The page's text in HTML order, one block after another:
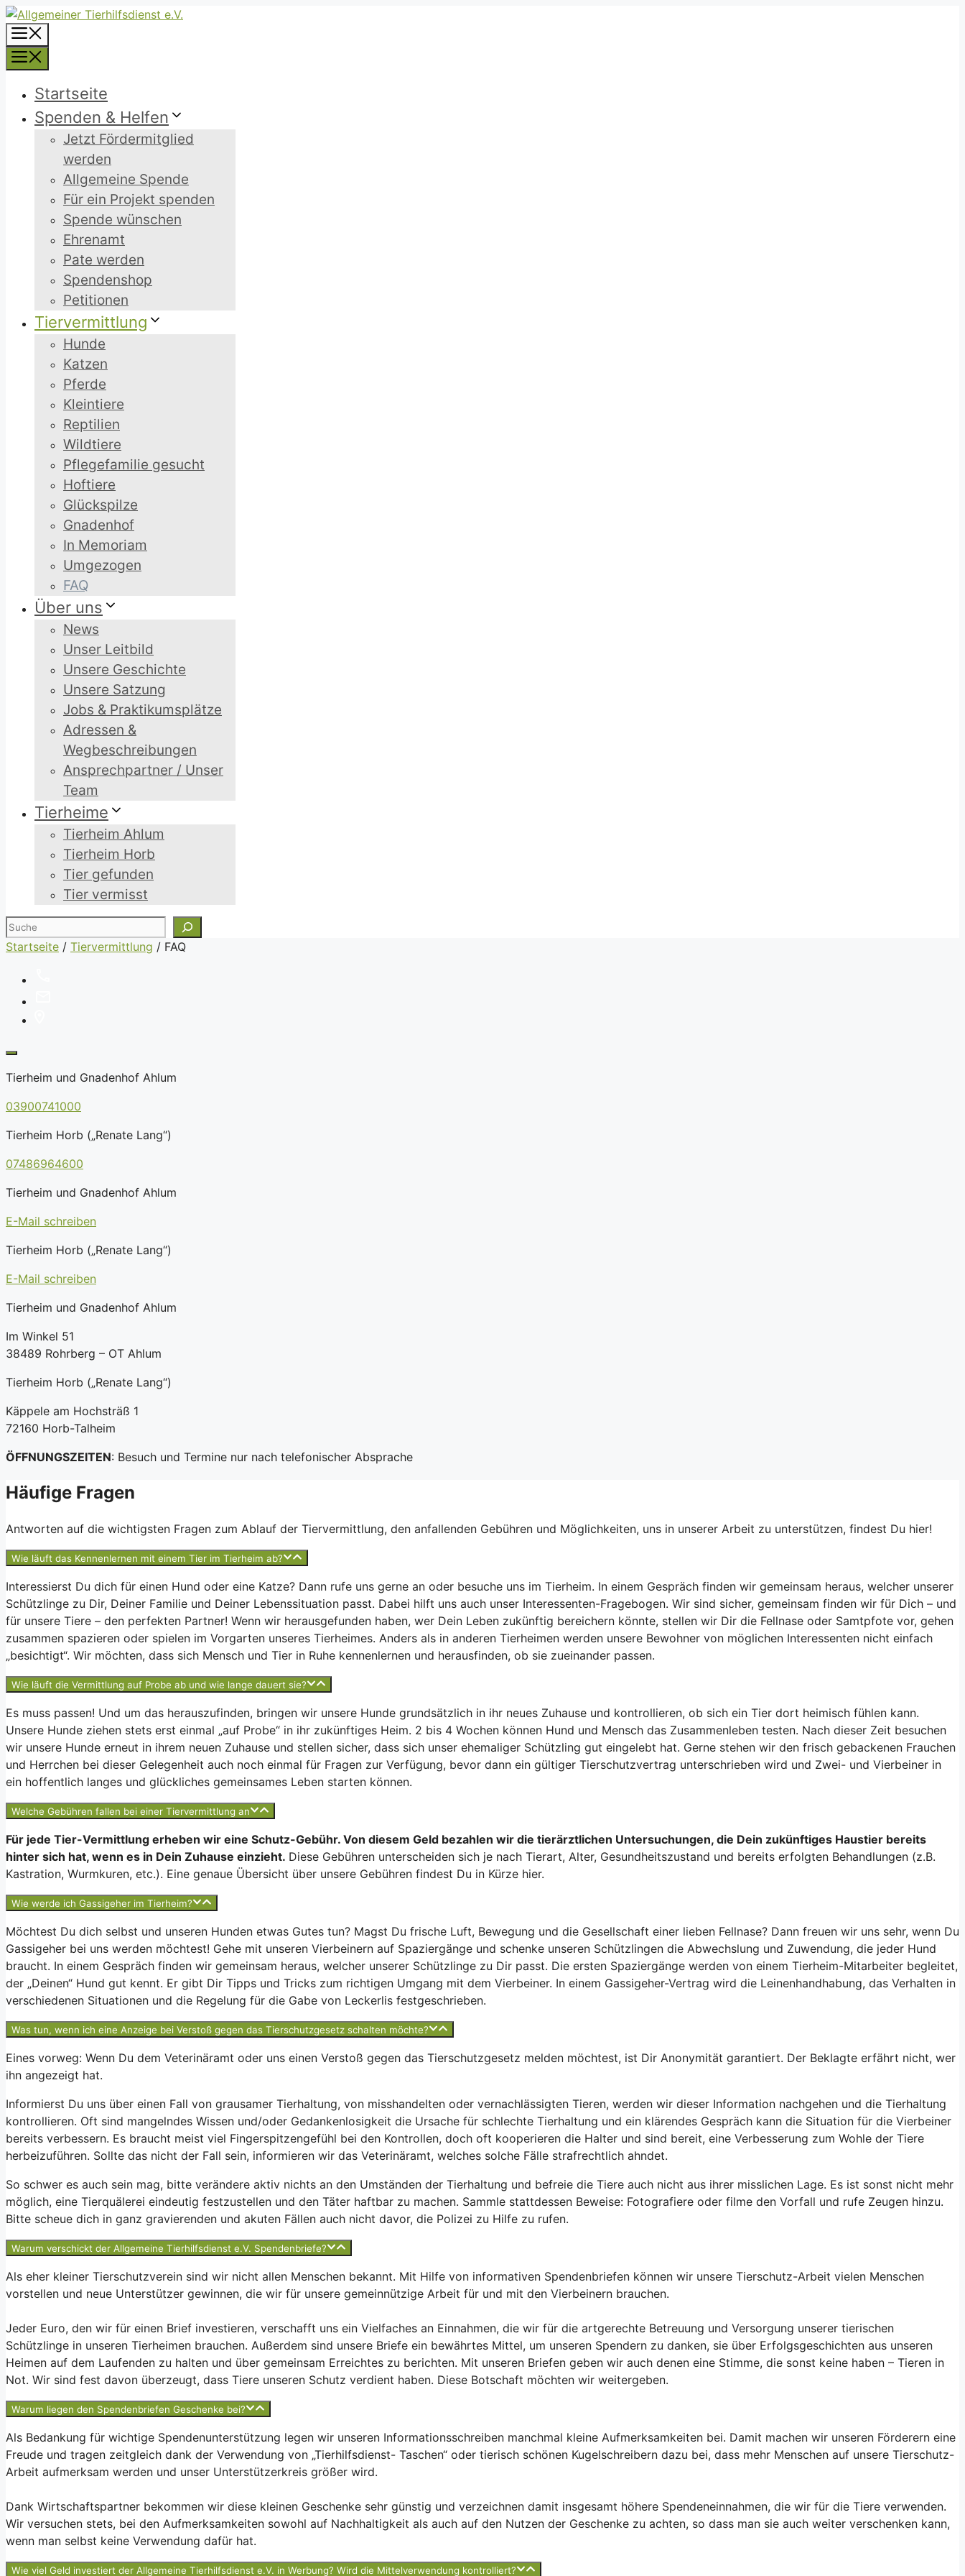
Zum
Inhalt
springen
Startseite
Spenden & Helfen
Jetzt Fördermitglied
werden
Allgemeine Spende
Für ein Projekt spenden
Spende wünschen
Ehrenamt
Pate werden
Spendenshop
Petitionen
Tiervermittlung
Hunde
Katzen
Pferde
Kleintiere
Reptilien
Wildtiere
Pflegefamilie gesucht
Hoftiere
Glückspilze
Gnadenhof
In Memoriam
Umgezogen
FAQ
Über uns
News
Unser Leitbild
Unsere Geschichte
Unsere Satzung
Jobs & Praktikumsplätze
Adressen &
Wegbeschreibungen
Ansprechpartner / Unser
Team
Tierheime
Tierheim Ahlum
Tierheim Horb
Tier gefunden
Tier vermisst
Suchen
Startseite / Tiervermittlung / FAQ
Tierheim und Gnadenhof Ahlum
03900741000
Tierheim Horb („Renate Lang“)
07486964600
Tierheim und Gnadenhof Ahlum
E-Mail schreiben
Tierheim Horb („Renate Lang“)
E-Mail schreiben
Tierheim und Gnadenhof Ahlum
Im Winkel 51
38489 Rohrberg – OT Ahlum
Tierheim Horb („Renate Lang“)
Käppele am Hochsträß 1
72160 Horb-Talheim
ÖFFNUNGSZEITEN: Besuch und Termine nur nach telefonischer Absprache
Häufige Fragen
Antworten auf die wichtigsten Fragen zum Ablauf der Tiervermittlung, den anfallenden Gebühren und Möglichkeiten, uns in unserer Arbeit zu unterstützen, findest Du hier!
Wie läuft das Kennenlernen mit einem Tier im Tierheim ab?
Interessierst Du dich für einen Hund oder eine Katze? Dann rufe uns gerne an oder besuche uns im Tierheim. In einem Gespräch finden wir gemeinsam heraus, welcher unserer
Schützlinge zu Dir, Deiner Familie und Deiner Lebenssituation passt. Dabei hilft uns auch unser Interessenten-Fragebogen. Wir sind sicher, gemeinsam finden wir für Dich – und
für unsere Tiere – den perfekten Partner! Wenn wir herausgefunden haben, wer Dein Leben zukünftig bereichern könnte, stellen wir Dir die Fellnase oder Samtpfote vor, gehen
zusammen spazieren oder spielen im Vorgarten unseres Tierheimes. Anders als in anderen Tierheimen werden unsere Bewohner von möglichen Interessenten nicht einfach
„besichtigt“. Wir möchten, dass sich Mensch und Tier in Ruhe kennenlernen und herausfinden, ob sie zueinander passen.
Wie läuft die Vermittlung auf Probe ab und wie lange dauert sie?
Es muss passen! Und um das herauszufinden, bringen wir unsere Hunde grundsätzlich in ihr neues Zuhause und kontrollieren, ob sich ein Tier dort heimisch fühlen kann.
Unsere Hunde ziehen stets erst einmal „auf Probe“ in ihr zukünftiges Heim. 2 bis 4 Wochen können Hund und Mensch das Zusammenleben testen. Nach dieser Zeit besuchen
wir unsere Hunde erneut in ihrem neuen Zuhause und stellen sicher, dass sich unser ehemaliger Schützling gut eingelebt hat. Gerne stehen wir den frisch gebackenen Frauchen
und Herrchen bei dieser Gelegenheit auch noch einmal für Fragen zur Verfügung, bevor dann ein gültiger Tierschutzvertrag unterschrieben wird und Zwei- und Vierbeiner in
ein hoffentlich langes und glückliches gemeinsames Leben starten können.
Welche Gebühren fallen bei einer Tiervermittlung an
Für jede Tier-Vermittlung erheben wir eine Schutz-Gebühr. Von diesem Geld bezahlen wir die tierärztlichen Untersuchungen, die Dein zukünftiges Haustier bereits
hinter sich hat, wenn es in Dein Zuhause einzieht. Diese Gebühren unterscheiden sich je nach Tierart, Alter, Gesundheitszustand und bereits erfolgten Behandlungen (z.B.
Kastration, Wurmkuren, etc.). Eine genaue Übersicht über unsere Gebühren findest Du in Kürze hier.
Wie werde ich Gassigeher im Tierheim?
Möchtest Du dich selbst und unseren Hunden etwas Gutes tun? Magst Du frische Luft, Bewegung und die Gesellschaft einer lieben Fellnase? Dann freuen wir uns sehr, wenn Du
Gassigeher bei uns werden möchtest! Gehe mit unseren Vierbeinern auf Spaziergänge und schenke unseren Schützlingen die Abwechslung und Zuwendung, die jeder Hund
braucht. In einem Gespräch finden wir gemeinsam heraus, welcher unserer Schützlinge zu Dir passt. Die ersten Spaziergänge werden von einem Tierheim-Mitarbeiter begleitet,
der „Deinen“ Hund gut kennt. Er gibt Dir Tipps und Tricks zum richtigen Umgang mit dem Vierbeiner. In einem Gassigeher-Vertrag wird die Leinenhandhabung, das Verhalten in
verschiedenen Situationen und die Regelung für die Gabe von Leckerlis festgeschrieben.
Was tun, wenn ich eine Anzeige bei Verstoß gegen das Tierschutzgesetz schalten möchte?
Eines vorweg: Wenn Du dem Veterinäramt oder uns einen Verstoß gegen das Tierschutzgesetz melden möchtest, ist Dir Anonymität garantiert. Der Beklagte erfährt nicht, wer
ihn angezeigt hat.
Informierst Du uns über einen Fall von grausamer Tierhaltung, von misshandelten oder vernachlässigten Tieren, werden wir dieser Information nachgehen und die Tierhaltung
kontrollieren. Oft sind mangelndes Wissen und/oder Gedankenlosigkeit die Ursache für schlechte Tierhaltung und ein klärendes Gespräch kann die Situation für die Vierbeiner
bereits verbessern. Es braucht meist viel Fingerspitzengefühl bei den Kontrollen, doch oft kooperieren die Halter und sind bereit, eine Verbesserung zum Wohle der Tiere
herbeizuführen. Sollte das nicht der Fall sein, informieren wir das Veterinäramt, welches solche Fälle strafrechtlich ahndet.
So schwer es auch sein mag, bitte verändere aktiv nichts an den Umständen der Tierhaltung und befreie die Tiere auch nicht aus ihrer misslichen Lage. Es ist sonst nicht mehr
möglich, eine Tierquälerei eindeutig festzustellen und den Täter haftbar zu machen. Sammle stattdessen Beweise: Fotografiere oder filme den Vorfall und rufe Zeugen hinzu.
Bitte scheue dich in ganz gravierenden und akuten Fällen auch nicht davor, die Polizei zu Hilfe zu rufen.
Warum verschickt der Allgemeine Tierhilfsdienst e.V. Spendenbriefe?
Als eher kleiner Tierschutzverein sind wir nicht allen Menschen bekannt. Mit Hilfe von informativen Spendenbriefen können wir unsere Tierschutz-Arbeit vielen Menschen
vorstellen und neue Unterstützer gewinnen, die wir für unsere gemeinnützige Arbeit für und mit den Vierbeinern brauchen.
Jeder Euro, den wir für einen Brief investieren, verschafft uns ein Vielfaches an Einnahmen, die wir für die artgerechte Betreuung und Versorgung unserer tierischen
Schützlinge in unseren Tierheimen brauchen. Außerdem sind unsere Briefe ein bewährtes Mittel, um unseren Spendern zu danken, sie über Erfolgsgeschichten aus unseren
Heimen auf dem Laufenden zu halten und über gemeinsam Erreichtes zu berichten. Mit unseren Briefen geben wir auch denen eine Stimme, die sonst keine haben – Tieren in
Not. Wir sind fest davon überzeugt, dass Tiere unseren Schutz verdient haben. Diese Botschaft möchten wir weitergeben.
Warum liegen den Spendenbriefen Geschenke bei?
Als Bedankung für wichtige Spendenunterstützung legen wir unseren Informationsschreiben manchmal kleine Aufmerksamkeiten bei. Damit machen wir unseren Förderern eine
Freude und tragen zeitgleich dank der Verwendung von „Tierhilfsdienst- Taschen“ oder tierisch schönen Kugelschreibern dazu bei, dass mehr Menschen auf unsere Tierschutz-
Arbeit aufmerksam werden und unser Unterstützerkreis größer wird.
Dank Wirtschaftspartner bekommen wir diese kleinen Geschenke sehr günstig und verzeichnen damit insgesamt höhere Spendeneinnahmen, die wir für die Tiere verwenden.
Wir versuchen stets, bei den Aufmerksamkeiten sowohl auf Nachhaltigkeit als auch auf den Nutzen der Geschenke zu achten, so dass man sie auch weiter verschenken kann,
wenn man selbst keine Verwendung dafür hat.
Wie viel Geld investiert der Allgemeine Tierhilfsdienst e.V. in Werbung? Wird die Mittelverwendung kontrolliert?